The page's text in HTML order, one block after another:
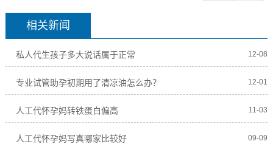
相关新闻
私人代生孩子多大说话属于正常 12-08
专业试管助孕初期用了清凉油怎么办？ 12-01
人工代怀孕妈转铁蛋白偏高 11-03
人工代怀孕妈写真哪家比较好 09-09